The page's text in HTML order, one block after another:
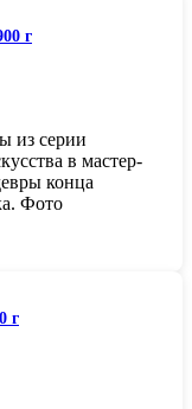
г
из серии
в мастер-
конца
Фото
г